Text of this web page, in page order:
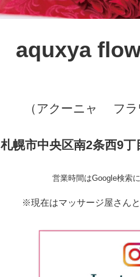
aquxya
（アクーニャ フラ
札幌市中央区南2条西9丁
営業時間はGoogle検索
※現在はマッサージ屋さん